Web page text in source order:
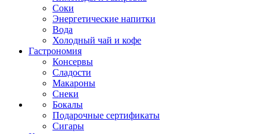
Соки
Энергетические напитки
Вода
Холодный чай и кофе
Гастрономия
Консервы
Сладости
Макароны
Снеки
Бокалы
Подарочные сертификаты
Сигары